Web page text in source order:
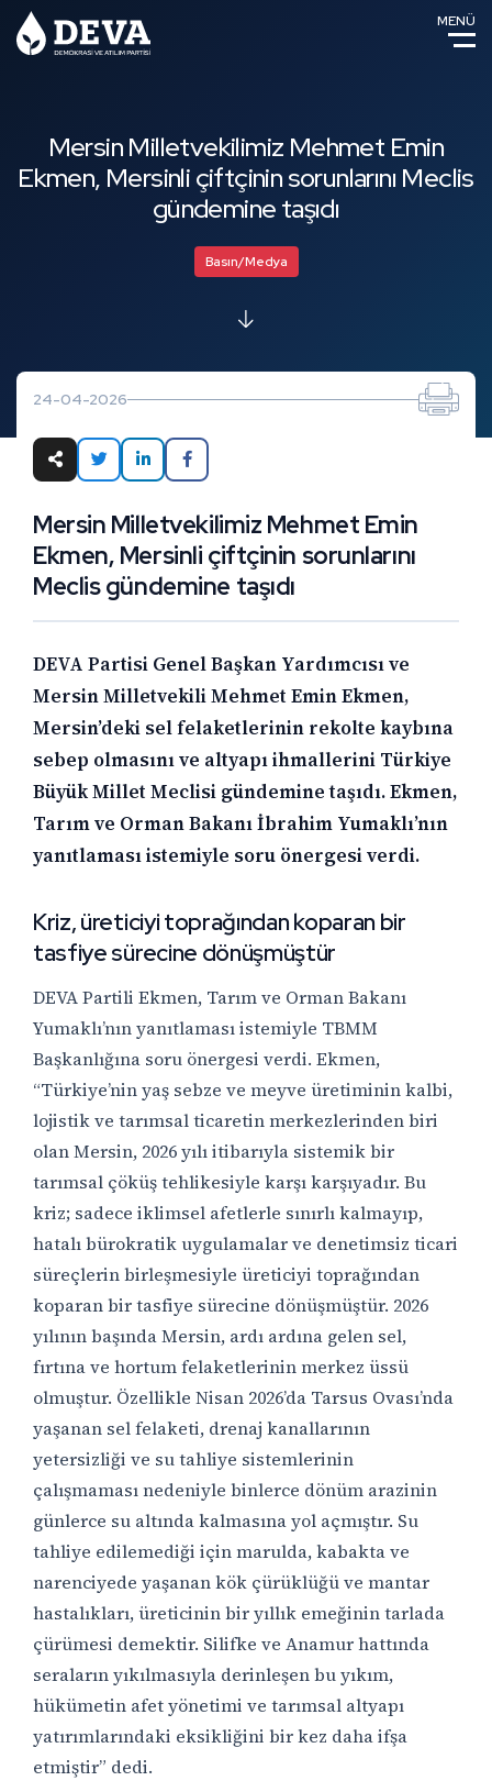
MENÜ
Mersin Milletvekilimiz Mehmet Emin
Ekmen, Mersinli çiftçinin sorunlarını Meclis
gündemine taşıdı
Basın/Medya
24-04-2026
Mersin Milletvekilimiz Mehmet Emin
Ekmen, Mersinli çiftçinin sorunlarını
Meclis gündemine taşıdı
DEVA Partisi Genel Başkan Yardımcısı ve
Mersin Milletvekili Mehmet Emin Ekmen,
Mersin’deki sel felaketlerinin rekolte kaybına
sebep olmasını ve altyapı ihmallerini Türkiye
Büyük Millet Meclisi gündemine taşıdı. Ekmen,
Tarım ve Orman Bakanı İbrahim Yumaklı’nın
yanıtlaması istemiyle soru önergesi verdi.
Kriz, üreticiyi toprağından koparan bir
tasfiye sürecine dönüşmüştür
DEVA Partili Ekmen, Tarım ve Orman Bakanı
Yumaklı’nın yanıtlaması istemiyle TBMM
Başkanlığına soru önergesi verdi. Ekmen,
“Türkiye’nin yaş sebze ve meyve üretiminin kalbi,
lojistik ve tarımsal ticaretin merkezlerinden biri
olan Mersin, 2026 yılı itibarıyla sistemik bir
tarımsal çöküş tehlikesiyle karşı karşıyadır. Bu
kriz; sadece iklimsel afetlerle sınırlı kalmayıp,
hatalı bürokratik uygulamalar ve denetimsiz ticari
süreçlerin birleşmesiyle üreticiyi toprağından
koparan bir tasfiye sürecine dönüşmüştür. 2026
yılının başında Mersin, ardı ardına gelen sel,
fırtına ve hortum felaketlerinin merkez üssü
olmuştur. Özellikle Nisan 2026’da Tarsus Ovası’nda
yaşanan sel felaketi, drenaj kanallarının
yetersizliği ve su tahliye sistemlerinin
çalışmaması nedeniyle binlerce dönüm arazinin
günlerce su altında kalmasına yol açmıştır. Su
tahliye edilemediği için marulda, kabakta ve
narenciyede yaşanan kök çürüklüğü ve mantar
hastalıkları, üreticinin bir yıllık emeğinin tarlada
çürümesi demektir. Silifke ve Anamur hattında
seraların yıkılmasıyla derinleşen bu yıkım,
hükümetin afet yönetimi ve tarımsal altyapı
yatırımlarındaki eksikliğini bir kez daha ifşa
etmiştir” dedi.